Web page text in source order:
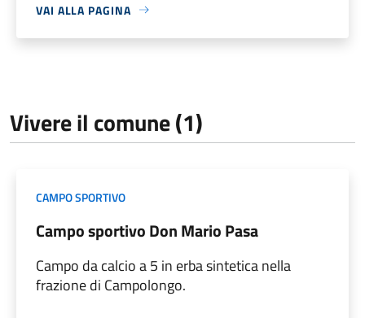
VAI ALLA PAGINA
Vivere il comune (1)
CAMPO SPORTIVO
Campo sportivo Don Mario Pasa
Campo da calcio a 5 in erba sintetica nella
frazione di Campolongo.